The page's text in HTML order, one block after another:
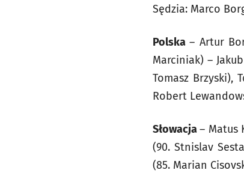
Sędzia: Marco
Polska– Artur
Marciniak) –
Tomasz Brzyski),
Robert
Słowacja– Matus
(90. Stnislav
(85. Marian